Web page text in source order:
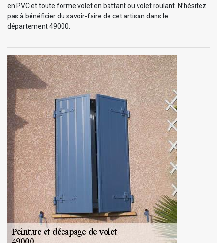
en PVC et toute forme volet en battant ou volet roulant. N’hésitez
pas à bénéficier du savoir-faire de cet artisan dans le
département 49000.